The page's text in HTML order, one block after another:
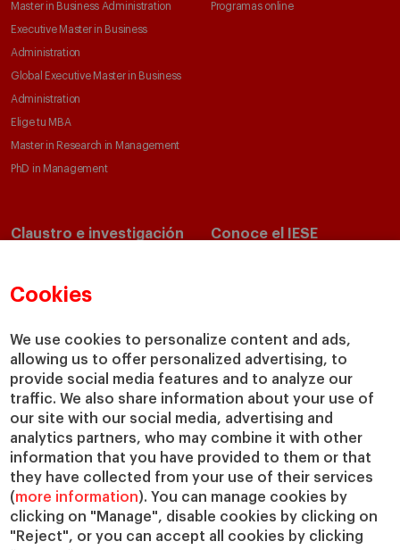
Cookies
We use cookies to personalize content and ads,
allowing us to offer personalized advertising, to
provide social media features and to analyze our
traffic. We also share information about your use of
our site with our social media, advertising and
analytics partners, who may combine it with other
information that you have provided to them or that
they have collected from your use of their services
(more information). You can manage cookies by
clicking on "Manage", disable cookies by clicking on
"Reject", or you can accept all cookies by clicking
Master in Business Administration
Executive Master in Business
Administration
Global Executive Master in Business
Administration
Elige tu MBA
Master in Research in Management
PhD in Management
Programas online
Claustro e investigación
Departamentos académicos
Cátedras
IESE Insight
IESE Publishing
Conoce el IESE
Nuestro impacto
Colabora con el IESE
Servicios
Biblioteca
Canal de Compliance
Capellanía
IESE Shop
Jobs @IESE
Préstamos y becas